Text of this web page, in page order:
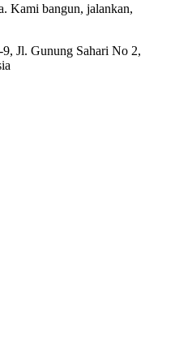
Kami bangun, jalankan,
Jl. Gunung Sahari No 2,